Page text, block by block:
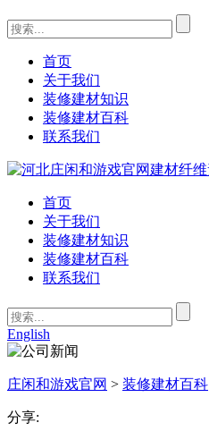
首页
关于我们
装修建材知识
装修建材百科
联系我们
首页
关于我们
装修建材知识
装修建材百科
联系我们
English
庄闲和游戏官网 > 装修建材百科
分享: